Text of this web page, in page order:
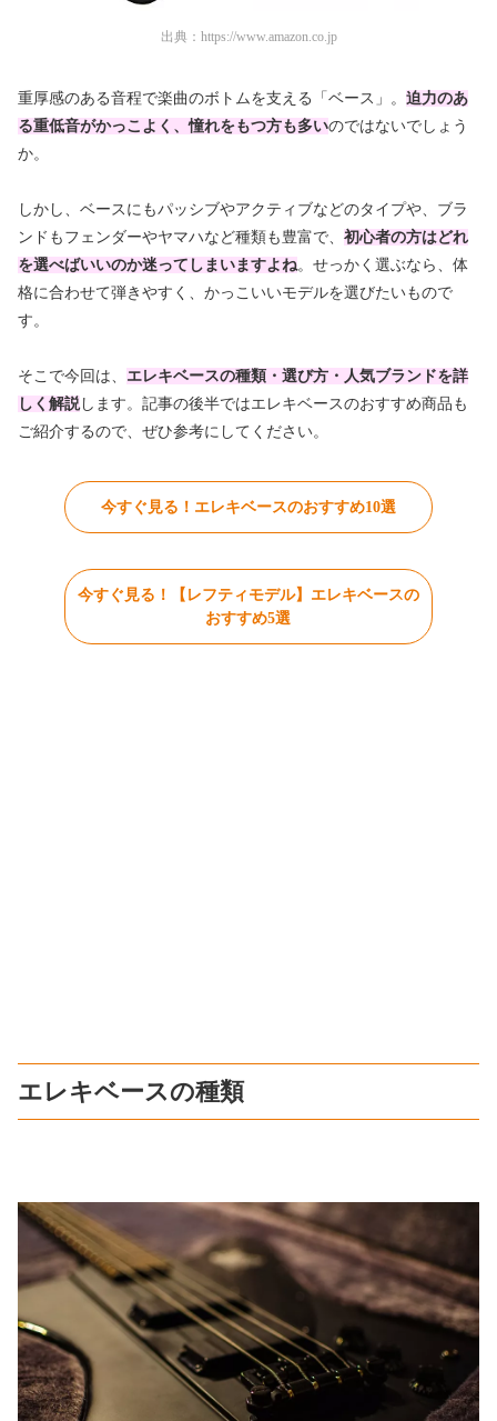
出典： https://www.amazon.co.jp
重厚感のある音程で楽曲のボトムを支える「ベース」。 迫力のあ
る重低音がかっこよく、憧れをもつ方も多いのではないでしょう
か。
しかし、ベースにもパッシブやアクティブなどのタイプや、ブラ
ンドもフェンダーやヤマハなど種類も豊富で、 初心者の方はどれ
を選べばいいのか迷ってしまいますよね。せっかく選ぶなら、体
格に合わせて弾きやすく、かっこいいモデルを選びたいもので
す。
そこで今回は、 エレキベースの種類・選び方・人気ブランドを詳
しく解説します。記事の後半ではエレキベースのおすすめ商品も
ご紹介するので、ぜひ参考にしてください。
今すぐ見る！エレキベースのおすすめ10選
今すぐ見る！【レフティモデル】エレキベースの
おすすめ5選
エレキベースの種類